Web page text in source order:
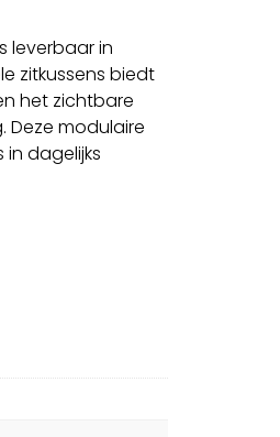
leverbaar in
zitkussens biedt
het zichtbare
Deze modulaire
dagelijks